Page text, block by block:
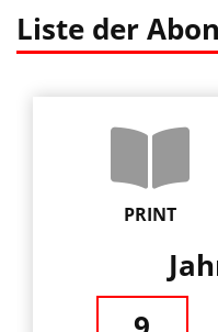
Liste der
PRINT